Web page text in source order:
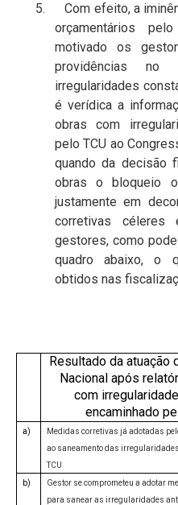
5. Com efeito, a
orçamentários
motivado os
providências
irregularidades
é verídica a
obras com
pelo TCU ao
quando da decisão
obras o bloqueio
justamente em
corretivas
gestores, como
quadro abaixo, o
obtidos nas
Resultado da atuação
Nacional após
com
encaminhado
a)
Medidas corretivas já adotadas
ao saneamento das
TCU
b)
Gestor se comprometeu a adotar
para sanear as irregularidades